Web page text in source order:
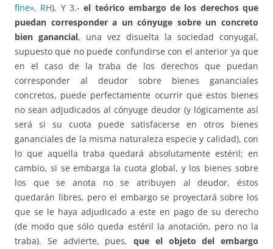
fine», RH). Y 3.-el teórico embargo de los derechos que
puedan corresponder a un cónyuge sobre un concreto
bien ganancial, una vez disuelta la sociedad conyugal,
supuesto que no puede confundirse con el anterior ya que
en el caso de la traba de los derechos que puedan
corresponder al deudor sobre bienes gananciales
concretos, puede perfectamente ocurrir que estos bienes
no sean adjudicados al cónyuge deudor (y lógicamente así
será si su cuota puede satisfacerse en otros bienes
gananciales de la misma naturaleza especie y calidad), con
lo que aquella traba quedará absolutamente estéril; en
cambio, si se embarga la cuota global, y los bienes sobre
los que se anota no se atribuyen al deudor, éstos
quedarán libres, pero el embargo se proyectará sobre los
que se le haya adjudicado a este en pago de su derecho
(de modo que sólo queda estéril la anotación, pero no la
traba). Se advierte, pues, que el objeto del embargo